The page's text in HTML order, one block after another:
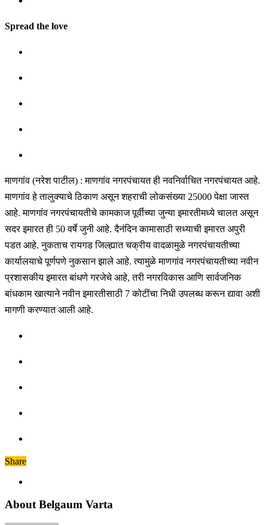
Spread the love
माणगांव (नरेश पाटील) : माणगांव नगरपंचायत ही नवनिर्वाचित नगरपंचायत आहे.
माणगांव हे तालुक्याचे ठिकाण असून शहराची लोकसंख्या 25000 पेक्षा जास्त
आहे. माणगांव नगरपंचायतीचे कामकाज पूर्वीच्या जुन्या इमारतीमध्ये चालत असून
सदर इमारत ही 50 वर्षे जुनी आहे. दैनंदिन कामासाठी सध्याची इमारत अपुरी
पडत आहे. नुकताच रायगड जिल्ह्यात चक्रीय वादळामुळे नगरपंचायतीच्या
कार्यालयाचे पूर्णपणे नुकसान झाले आहे. त्यामुळे माणगांव नगरपंचायतीच्या नवीन
प्रशासकीय इमारत बांधणे गरजेचे आहे, तरी नगरविकास आणि सार्वजनिक
बांधकाम खात्याने नवीन इमारतीसाठी 7 कोटींचा निधी उपलब्ध करून द्यावा अशी
मागणी करण्यात आली आहे.
Share
About Belgaum Varta